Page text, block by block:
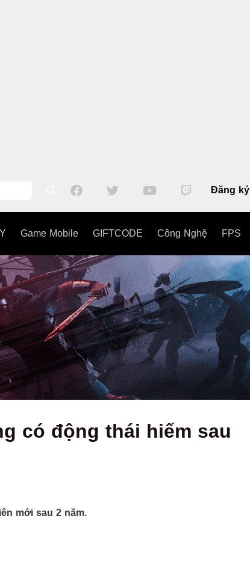
Đăng ký
Game Mobile GIFTCODE Công Nghệ FPS
có động thái hiếm sau
mới sau 2 năm.